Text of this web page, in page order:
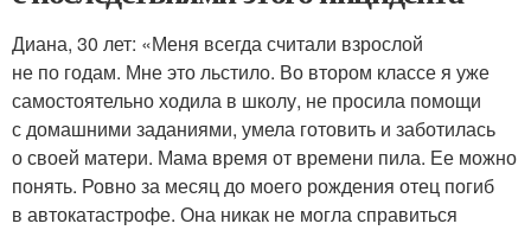
Диана, 30 лет: «Меня всегда считали взрослой
не по годам. Мне это льстило. Во втором классе я уже
самостоятельно ходила в школу, не просила помощи
с домашними заданиями, умела готовить и заботилась
о своей матери. Мама время от времени пила. Ее можно
понять. Ровно за месяц до моего рождения отец погиб
в автокатастрофе. Она никак не могла справиться